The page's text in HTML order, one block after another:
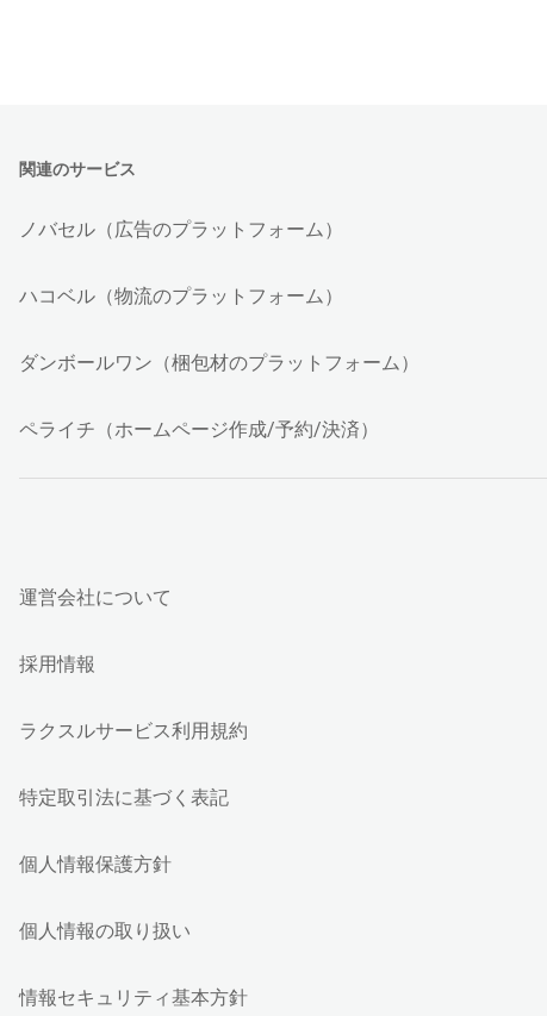
関連のサービス
ノバセル（広告のプラットフォーム）
ハコベル（物流のプラットフォーム）
ダンボールワン（梱包材のプラットフォーム）
ペライチ（ホームページ作成/予約/決済）
運営会社について
採用情報
ラクスルサービス利用規約
特定取引法に基づく表記
個人情報保護方針
個人情報の取り扱い
情報セキュリティ基本方針